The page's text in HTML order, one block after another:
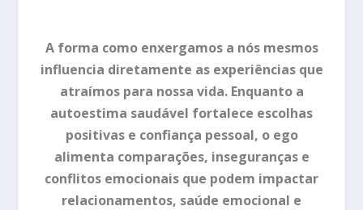
A forma como enxergamos a nós mesmos
influencia diretamente as experiências que
atraímos para nossa vida. Enquanto a
autoestima saudável fortalece escolhas
positivas e confiança pessoal, o ego
alimenta comparações, inseguranças e
conflitos emocionais que podem impactar
relacionamentos, saúde emocional e